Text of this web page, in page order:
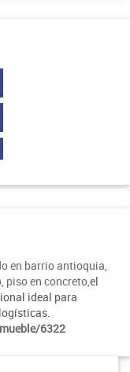
en barrio antioquia,
piso en concreto,el
ideal para
6322